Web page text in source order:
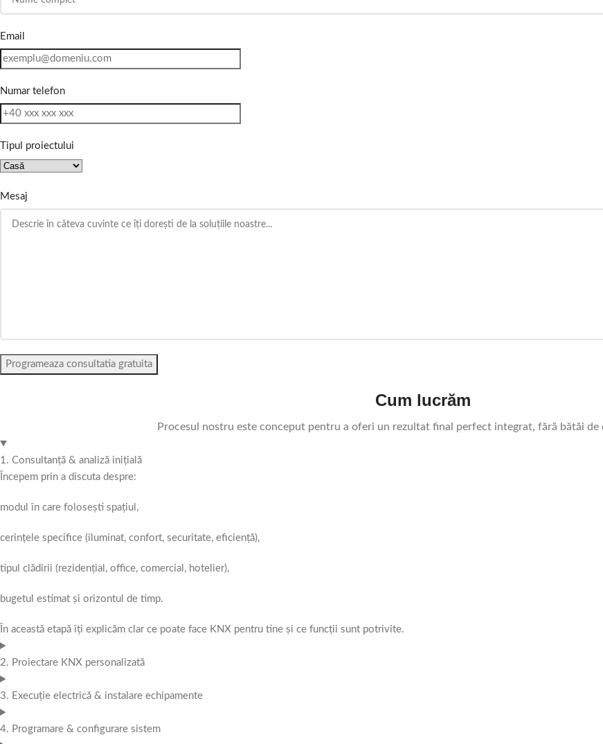
Email
Numar telefon
Tipul proiectului
Mesaj
Cum lucrăm
Procesul nostru este conceput pentru a oferi un rezultat final perfect integrat, fără bătăi de
1. Consultanță & analiză inițială
Începem prin a discuta despre:
modul în care folosești spațiul,
cerințele specifice (iluminat, confort, securitate, eficiență),
tipul clădirii (rezidențial, office, comercial, hotelier),
bugetul estimat și orizontul de timp.
În această etapă îți explicăm clar ce poate face KNX pentru tine și ce funcții sunt potrivite.
2. Proiectare KNX personalizată
3. Execuție electrică & instalare echipamente
4. Programare & configurare sistem